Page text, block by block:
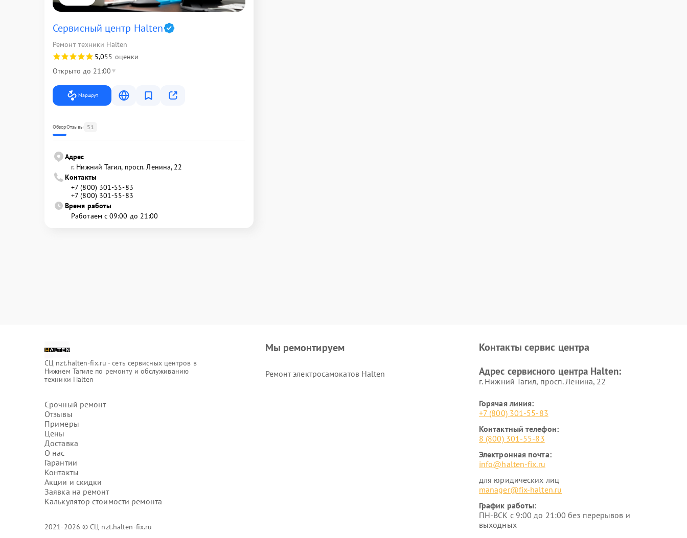
Сервисный центр Halten
Ремонт техники Halten
5,055 оценки
Открыто до 21:00
Маршрут
ОбзорОтзывы 51
Адрес
г. Нижний Тагил, просп. Ленина, 22
Контакты
+7 (800) 301-55-83
+7 (800) 301-55-83
Время работы
Работаем с 09:00 до 21:00
СЦ nzt.halten-fix.ru - сеть сервисных центров в
Нижнем Тагиле по ремонту и обслуживанию
техники Halten
Срочный ремонт
Отзывы
Примеры
Цены
Доставка
О нас
Гарантии
Контакты
Акции и скидки
Заявка на ремонт
Калькулятор стоимости ремонта
2021-2026 © СЦ nzt.halten-fix.ru
Мы ремонтируем
Ремонт электросамокатов Halten
Контакты сервис центра
Адрес сервисного центра Halten:
г. Нижний Тагил, просп. Ленина, 22
Горячая линия:
+7 (800) 301-55-83
Контактный телефон:
8 (800) 301-55-83
Электронная почта:
info@halten-fix.ru
для юридических лиц
manager@fix-halten.ru
График работы:
ПН-ВСК с 9:00 до 21:00 без перерывов и
выходных